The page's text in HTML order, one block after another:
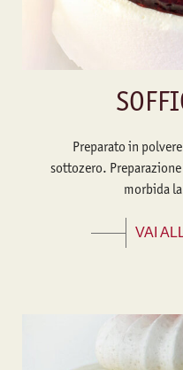
Preparato in
sottozero.
morbida
VAI